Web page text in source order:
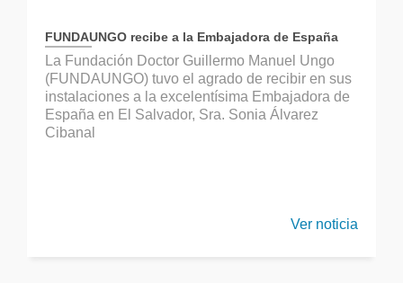
FUNDAUNGO recibe a la Embajadora de España
La Fundación Doctor Guillermo Manuel Ungo
(FUNDAUNGO) tuvo el agrado de recibir en sus
instalaciones a la excelentísima Embajadora de
España en El Salvador, Sra. Sonia Álvarez
Cibanal
Ver noticia